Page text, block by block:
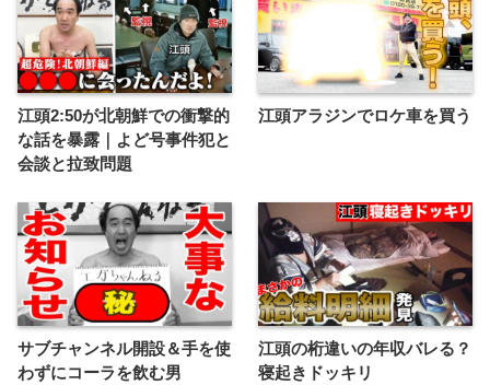
江頭2:50が北朝鮮での衝撃的
な話を暴露｜よど号事件犯と
会談と拉致問題
江頭アラジンでロケ車を買う
サブチャンネル開設＆手を使
わずにコーラを飲む男
江頭の桁違いの年収バレる？
寝起きドッキリ